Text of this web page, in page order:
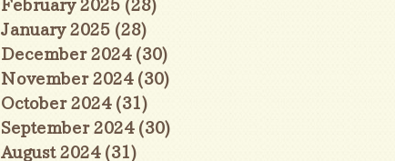
February 2025 (28)
January 2025 (28)
December 2024 (30)
November 2024 (30)
October 2024 (31)
September 2024 (30)
August 2024 (31)